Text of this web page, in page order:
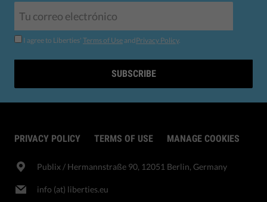
I agree to Liberties' Terms of Use andPrivacy Policy.
SUBSCRIBE
PRIVACY POLICY TERMS OF USE MANAGE COOKIES
Publix​ / Hermannstraße 90, 12051 Berlin, Germany
info (at) liberties.eu